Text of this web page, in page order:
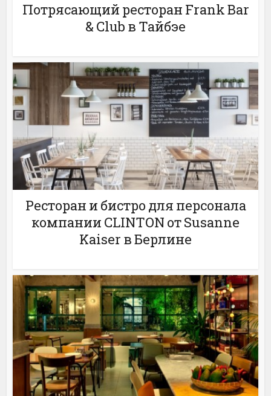
Потрясающий ресторан Frank Bar
& Club в Тайбэе
Ресторан и бистро для персонала
компании CLINTON от Susanne
Kaiser в Берлине